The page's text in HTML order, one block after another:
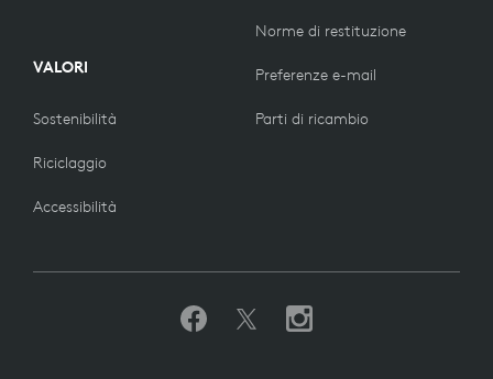
VALORI
Sostenibilità
Riciclaggio
Accessibilità
Norme di restituzione
Preferenze e-mail
Parti di ricambio